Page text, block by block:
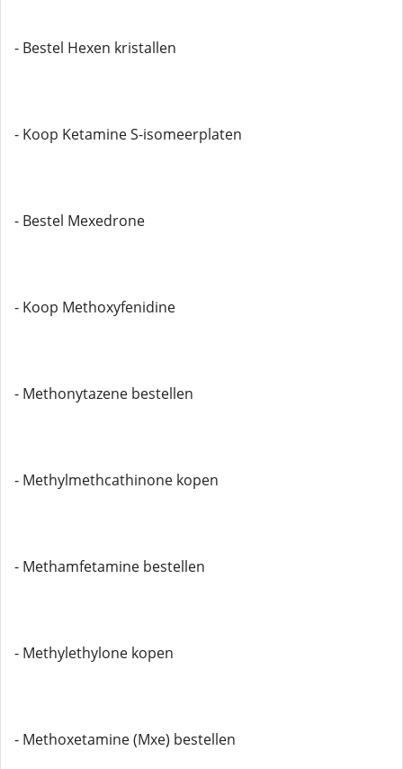
- Bestel Hexen kristallen
- Koop Ketamine S-isomeerplaten
- Bestel Mexedrone
- Koop Methoxyfenidine
- Methonytazene bestellen
- Methylmethcathinone kopen
- Methamfetamine bestellen
- Methylethylone kopen
- Methoxetamine (Mxe) bestellen